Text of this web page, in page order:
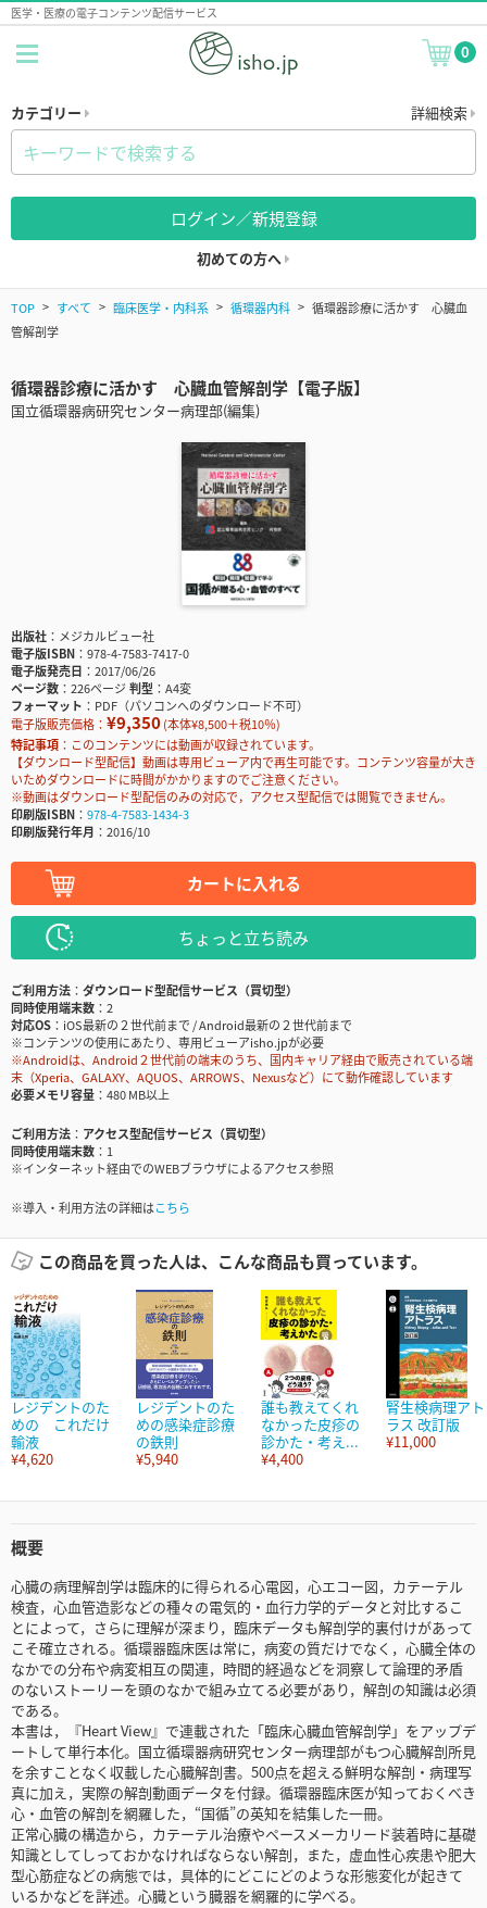
医学・医療の電子コンテンツ配信サービス
0
カテゴリー 詳細検索
ログイン／新規登録
初めての方へ
TOP すべて 臨床医学・内科系 循環器内科
循環器診療に活かす 心臓血
管解剖学
循環器診療に活かす 心臓血管解剖学【電子版】
国立循環器病研究センター病理部(編集)
出版社
メジカルビュー社
電子版ISBN
978-4-7583-7417-0
電子版発売日
2017/06/26
ページ数
226ページ判型
A4変
フォーマット
PDF（パソコンへのダウンロード不可）
電子版販売価格： ¥9,350(本体¥8,500＋税10％)
特記事項
このコンテンツには動画が収録されています。
【ダウンロード型配信】動画は専用ビューア内で再生可能です。コンテンツ容量が大き
いためダウンロードに時間がかかりますのでご注意ください。
※動画はダウンロード型配信のみの対応で，アクセス型配信では閲覧できません。
印刷版ISBN
978-4-7583-1434-3
印刷版発行年月
2016/10
カートに入れる
ちょっと立ち読み
ご利用方法
ダウンロード型配信サービス（買切型）
同時使用端末数
2
対応OS
iOS最新の２世代前まで / Android最新の２世代前まで
※コンテンツの使用にあたり、専用ビューアisho.jpが必要
※Androidは、Android２世代前の端末のうち、国内キャリア経由で販売されている端
末（Xperia、GALAXY、AQUOS、ARROWS、Nexusなど）にて動作確認しています
必要メモリ容量
480 MB以上
ご利用方法
アクセス型配信サービス（買切型）
同時使用端末数
1
※インターネット経由でのWEBブラウザによるアクセス参照
※導入・利用方法の詳細はこちら
この商品を買った人は、こんな商品も買っています。
レジデントのた
めの これだけ
輸液
¥4,620
レジデントのた
めの感染症診療
の鉄則
¥5,940
誰も教えてくれ
なかった皮疹の
診かた・考え...
¥4,400
腎生検病理アト
ラス 改訂版
¥11,000
概要
心臓の病理解剖学は臨床的に得られる心電図，心エコー図，カテーテル
検査，心血管造影などの種々の電気的・血行力学的データと対比するこ
とによって，さらに理解が深まり，臨床データも解剖学的裏付けがあって
こそ確立される。循環器臨床医は常に，病変の質だけでなく，心臓全体の
なかでの分布や病変相互の関連，時間的経過などを洞察して論理的矛盾
のないストーリーを頭のなかで組み立てる必要があり，解剖の知識は必須
である。
本書は，『Heart View』で連載された「臨床心臓血管解剖学」をアップデ
ートして単行本化。国立循環器病研究センター病理部がもつ心臓解剖所見
を余すことなく収載した心臓解剖書。500点を超える鮮明な解剖・病理写
真に加え，実際の解剖動画データを付録。循環器臨床医が知っておくべき
心・血管の解剖を網羅した，“国循”の英知を結集した一冊。
正常心臓の構造から，カテーテル治療やペースメーカリード装着時に基礎
知識としてしっておかなければならない解剖，また，虚血性心疾患や肥大
型心筋症などの病態では，具体的にどこにどのような形態変化が起きて
いるかなどを詳述。心臓という臓器を網羅的に学べる。